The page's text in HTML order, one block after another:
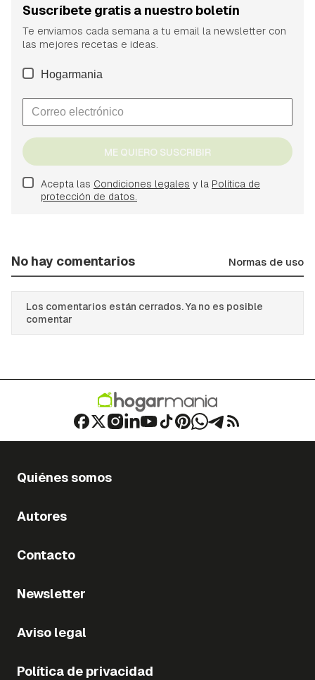
Suscríbete gratis a nuestro boletín
Te enviamos cada semana a tu email la newsletter con
las mejores recetas e ideas.
Hogarmania
ME QUIERO SUSCRIBIR
Acepta las Condiciones legales y la Política de
protección de datos.
No hay comentarios Normas de uso
Los comentarios están cerrados. Ya no es posible
comentar
Quiénes somos
Autores
Contacto
Newsletter
Aviso legal
Política de privacidad